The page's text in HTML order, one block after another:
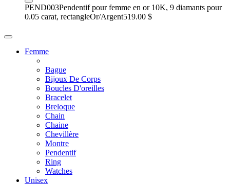
PEND003Pendentif pour femme en or 10K, 9 diamants pour
0.05 carat, rectangleOr/Argent519.00 $
Femme
Bague
Bijoux De Corps
Boucles D'oreilles
Bracelet
Breloque
Chain
Chaine
Chevillère
Montre
Pendentif
Ring
Watches
Unisex